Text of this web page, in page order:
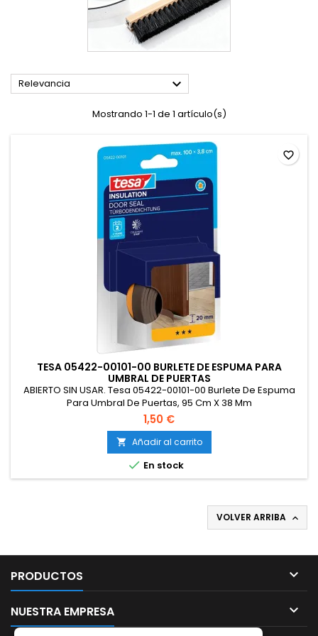
Relevancia 
Mostrando 1-1 de 1 artículo(s)
TESA 05422-00101-00 BURLETE DE ESPUMA PARA
UMBRAL DE PUERTAS
ABIERTO SIN USAR. Tesa 05422-00101-00 Burlete De Espuma
Para Umbral De Puertas, 95 Cm X 38 Mm
1,50 €
 Añadir al carrito
 En stock
favorite_border
VOLVER ARRIBA 
PRODUCTOS 
NUESTRA EMPRESA 